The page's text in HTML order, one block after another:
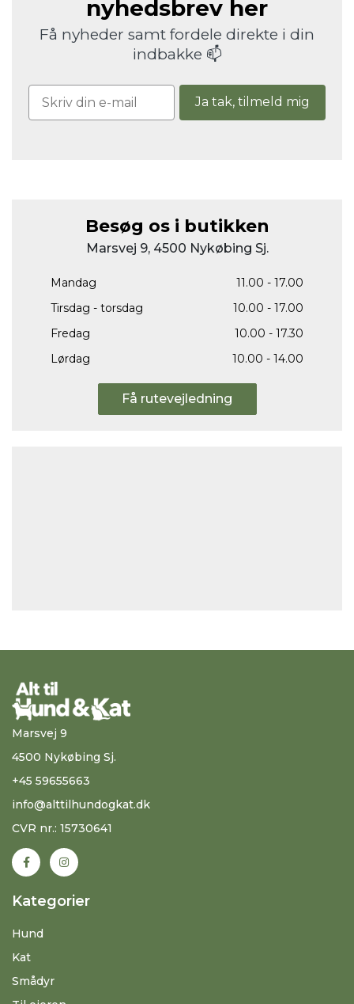
nyhedsbrev her
Få nyheder samt fordele direkte i din
indbakke 📫
Ja tak, tilmeld mig
Besøg os i butikken
Marsvej 9, 4500 Nykøbing Sj.
Mandag
11.00 - 17.00
Tirsdag - torsdag
10.00 - 17.00
Fredag
10.00 - 17.30
Lørdag
10.00 - 14.00
Få rutevejledning
Marsvej 9
4500 Nykøbing Sj.
+45 59655663
info@alttilhundogkat.dk
CVR nr.: 15730641
Kategorier
Hund
Kat
Smådyr